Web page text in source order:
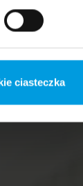
ciasteczka